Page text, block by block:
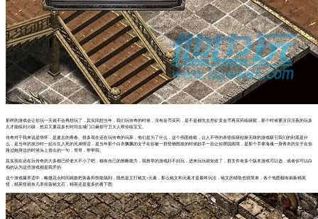
那样的游戏会让你玩一天就不会再想玩了，其实回想当年，我们玩传奇的时候，没有金币买药，是不是都先去挖矿卖金币再买药练级呢，那个时候要没日没夜的玩多
久才能练到35级，然后又要花多长时间去城门口麻烦守卫大人帮你练宝宝。
传奇对于我来说是情怀，是逝去的青春。很多现在还在玩传奇的玩家，他们是为了什么，这个画面粗糙，让人不停的杀怪练级枯燥无味的游戏吸引我们的到底是什
么，是当年的攻沙时一起出生入死的兄弟情谊，是当年那个白衣飘飘的女子在你被一群怪物围攻的时候妙手一抬让你摆脱困境，是那个手拿海魂一身青衣的女子在你
路过她身边的时候头上冒出的一句，哥哥，带带我。
其实现在还在玩传奇的大多都已经老大不小了吧，都有自己的推断能力，我推举的游戏好不好玩，进来玩玩就知道了，群文件有多个版本游戏可以选，或者你可以白
痴的认为这些游戏都是我开的
这个游戏爆率适中，略微花点时间就能把装备和技能搞到，既然是主打铭文+元素，那么铭文和元素才是最终玩法，铭文的猎取也很简单，各个地图都有刷新精英
怪，精英怪就有几率掉落铭文石，精英还是挺多的看下图